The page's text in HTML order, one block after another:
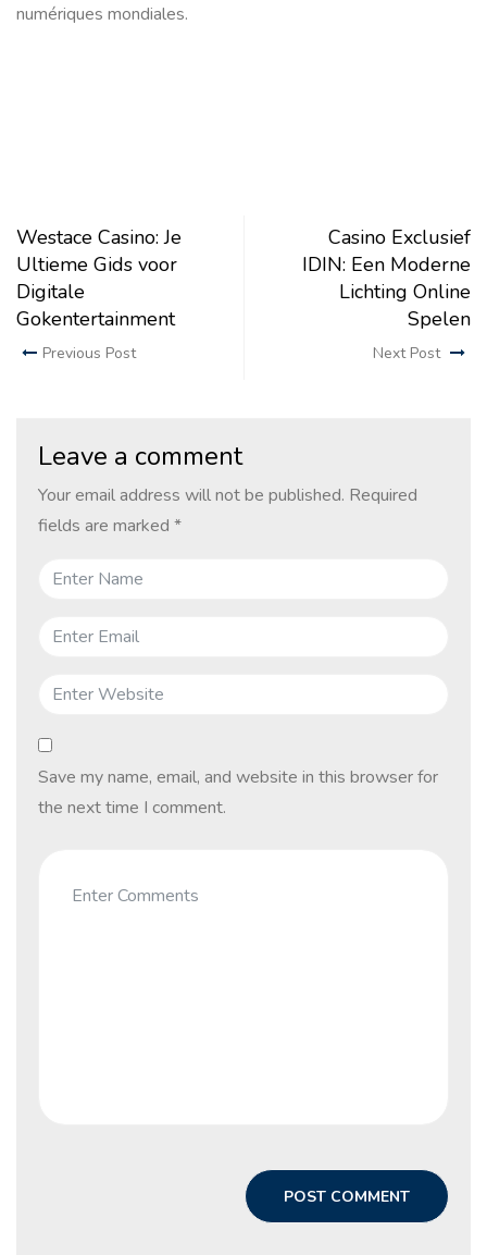
numériques mondiales.
Westace Casino: Je
Ultieme Gids voor
Digitale
Gokentertainment
Previous Post
Casino Exclusief
IDIN: Een Moderne
Lichting Online
Spelen
Next Post
Leave a comment
Your email address will not be published. Required
fields are marked *
Save my name, email, and website in this browser for
the next time I comment.